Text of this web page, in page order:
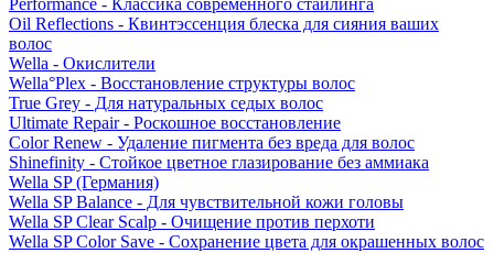
Performance - Классика современного стайлинга
Oil Reflections - Квинтэссенция блеска для сияния ваших
волос
Wella - Окислители
Wella°Plex - Восстановление структуры волос
True Grey - Для натуральных седых волос
Ultimate Repair - Роскошное восстановление
Color Renew - Удаление пигмента без вреда для волос
Shinefinity - Стойкое цветное глазирование без аммиака
Wella SP (Германия)
Wella SP Balance - Для чувствительной кожи головы
Wella SP Clear Scalp - Очищение против перхоти
Wella SP Color Save - Сохранение цвета для окрашенных волос